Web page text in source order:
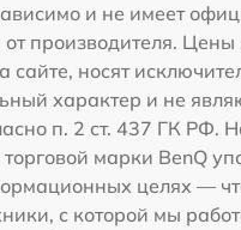
и не имеет
производителя. Цены
сайте, носят
характер и не
п. 2 ст. 437 ГК РФ.
марки BenQ
целях —
с которой мы